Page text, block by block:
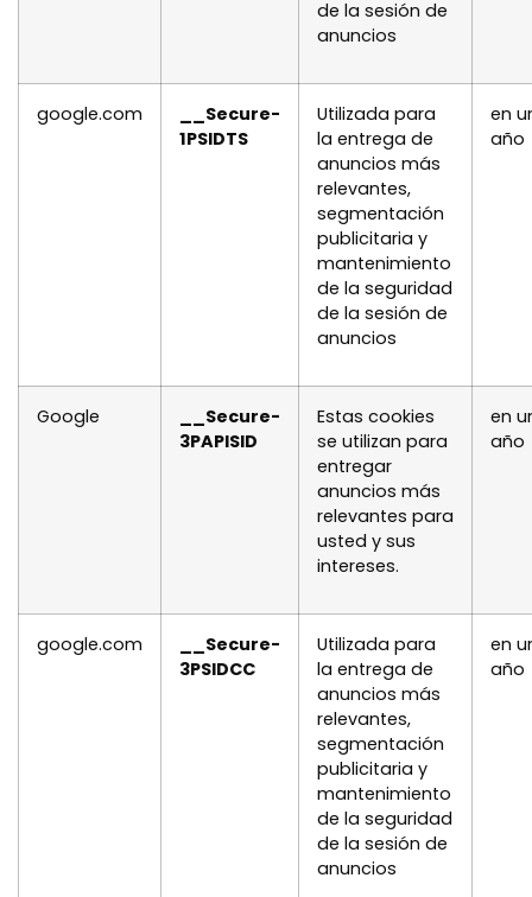
de la sesión de
anuncios
google.com
__Secure-
1PSIDTS
Utilizada para
la entrega de
anuncios más
relevantes,
segmentación
publicitaria y
mantenimiento
de la seguridad
de la sesión de
anuncios
en
año
Google
__Secure-
3PAPISID
Estas cookies
se utilizan para
entregar
anuncios más
relevantes para
usted y sus
intereses.
en
año
google.com
__Secure-
3PSIDCC
Utilizada para
la entrega de
anuncios más
relevantes,
segmentación
publicitaria y
mantenimiento
de la seguridad
de la sesión de
anuncios
en
año